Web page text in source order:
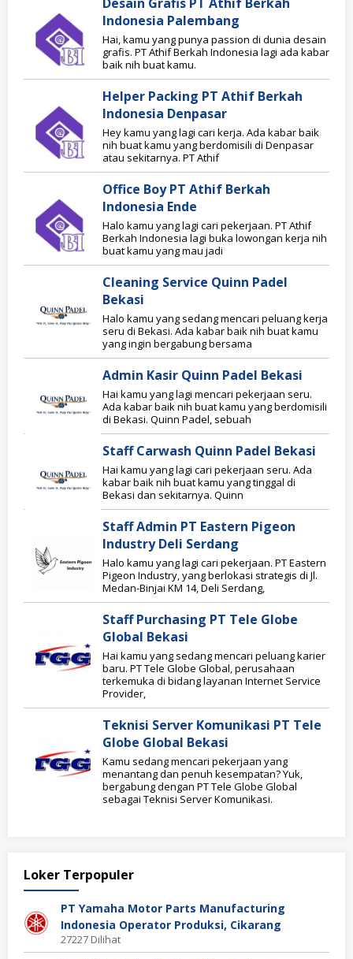
Indonesia Palembang
Hai, kamu yang punya passion di dunia desain
grafis. PT Athif Berkah Indonesia lagi ada kabar
baik nih buat kamu.
Helper Packing PT Athif Berkah
Indonesia Denpasar
Hey kamu yang lagi cari kerja. Ada kabar baik
nih buat kamu yang berdomisili di Denpasar
atau sekitarnya. PT Athif
Office Boy PT Athif Berkah
Indonesia Ende
Halo kamu yang lagi cari pekerjaan. PT Athif
Berkah Indonesia lagi buka lowongan kerja nih
buat kamu yang mau jadi
Cleaning Service Quinn Padel
Bekasi
Halo kamu yang sedang mencari peluang kerja
seru di Bekasi. Ada kabar baik nih buat kamu
yang ingin bergabung bersama
Admin Kasir Quinn Padel Bekasi
Hai kamu yang lagi mencari pekerjaan seru.
Ada kabar baik nih buat kamu yang berdomisili
di Bekasi. Quinn Padel, sebuah
Staff Carwash Quinn Padel Bekasi
Hai kamu yang lagi cari pekerjaan seru. Ada
kabar baik nih buat kamu yang tinggal di
Bekasi dan sekitarnya. Quinn
Staff Admin PT Eastern Pigeon
Industry Deli Serdang
Halo kamu yang lagi cari pekerjaan. PT Eastern
Pigeon Industry, yang berlokasi strategis di Jl.
Medan-Binjai KM 14, Deli Serdang,
Staff Purchasing PT Tele Globe
Global Bekasi
Hai kamu yang sedang mencari peluang karier
baru. PT Tele Globe Global, perusahaan
terkemuka di bidang layanan Internet Service
Provider,
Teknisi Server Komunikasi PT Tele
Globe Global Bekasi
Kamu sedang mencari pekerjaan yang
menantang dan penuh kesempatan? Yuk,
bergabung dengan PT Tele Globe Global
sebagai Teknisi Server Komunikasi.
Loker Terpopuler
PT Yamaha Motor Parts Manufacturing
Indonesia Operator Produksi, Cikarang
27227 Dilihat